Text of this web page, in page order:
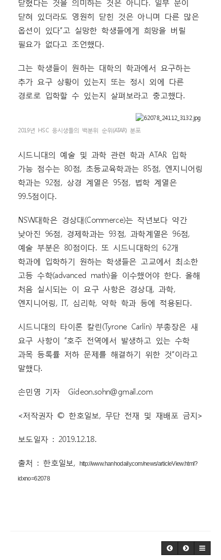
닫혔다는 것을 의미하는 것은 아니다. 일부 문이
닫혀 있더라도 영원히 닫힌 것은 아니며 다른 많은
옵션이 있다”고 실망한 학생들에게 희망을 버릴
필요가 없다고 조언했다.
그는 학생들이 원하는 대학의 학과에서 요구하는
추가 요구 상황이 있는지 또는 정시 외에 다른
경로로 입학할 수 있는지 살펴보라고 충고했다.
2019년 HSC 응시생들의 백분위 순위(ATAR) 분포
시드니대의 예술 및 과학 관련 학과 ATAR 입학
가능 점수는 80점, 초등교육학과는 85점, 엔지니어링
학과는 92점, 상경 계열은 95점, 법학 계열은
99.5점이다.
NSW대학은 경상대(Commerce)는 작년보다 약간
낮아진 96점, 경제학과는 93점, 과학계열은 96점,
예술 부분은 80점이다. 또 시드니대학의 62개
학과에 입학하기 원하는 학생들은 고교에서 최소한
고등 수학(advanced math)을 이수했어야 한다. 올해
처음 실시되는 이 요구 사항은 경상대, 과학,
엔지니어링, IT, 심리학, 약학 학과 등에 적용된다.
시드니대의 타이론 칼린(Tyrone Carlin) 부총장은 새
요구 사항이 “호주 전역에서 발생하고 있는 수학
과목 등록률 저하 문제를 해결하기 위한 것”이라고
말했다.
손민영 기자 Gideon.sohn@gmail.com
<저작권자 © 한호일보, 무단 전재 및 재배포 금지>
보도일자 : 2019.12.18.
출처 : 한호일보, http://www.hanhodaily.com/news/articleView.html?
idxno=62078